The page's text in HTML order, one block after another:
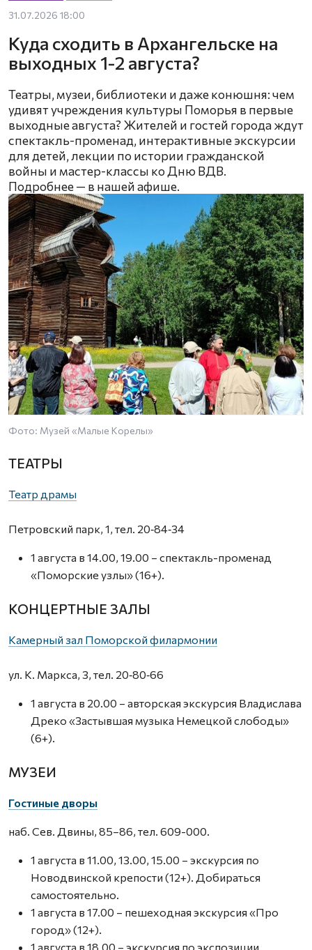
31.07.2026 18:00
Куда сходить в Архангельске на
выходных 1-2 августа?
Театры, музеи, библиотеки и даже конюшня: чем
удивят учреждения культуры Поморья в первые
выходные августа? Жителей и гостей города ждут
спектакль-променад, интерактивные экскурсии
для детей, лекции по истории гражданской
войны и мастер-классы ко Дню ВДВ.
Подробнее — в нашей афише.
Фото: Музей «Малые Корелы»
ТЕАТРЫ
Театр драмы
Петровский парк, 1, тел. 20‑84‑34
1 августа в 14.00, 19.00 – спектакль-променад
«Поморские узлы» (16+).
КОНЦЕРТНЫЕ ЗАЛЫ
Камерный зал Поморской филармонии
ул. К. Маркса, 3, тел. 20‑80‑66
1 августа в 20.00 – авторская экскурсия Владислава
Дреко «Застывшая музыка Немецкой слободы»
(6+).
МУЗЕИ
Гостиные дворы
наб. Сев. Двины, 85–86, тел. 609-000.
1 августа в 11.00, 13.00, 15.00 – экскурсия по
Новодвинской крепости (12+). Добираться
самостоятельно.
1 августа в 17.00 – пешеходная экскурсия «Про
город» (12+).
1 августа в 18.00 – экскурсия по экспозиции